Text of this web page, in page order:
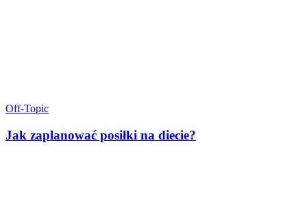
Off-Topic
Jak zaplanować posiłki na diecie?